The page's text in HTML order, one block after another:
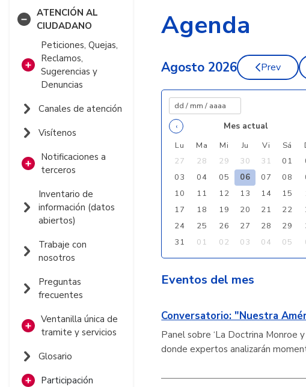
ATENCIÓN AL
CIUDADANO
Peticiones, Quejas,
Reclamos,
Sugerencias y
Denuncias
Contacto PQRSD
Seguimiento
Informes PQRSD
Reporte fallas en
la Señal
Canales de atención
Visítenos
Notificaciones a
terceros
Notificaciones por
aviso
Notificaciones
Judiciales
Inventario de
información (datos
abiertos)
Trabaje con
nosotros
Preguntas
frecuentes
Ventanilla única de
tramite y servicios
Listado de
servicios
Glosario
Participación
Agenda
Agosto 2026 Prev
‹ Mes actual
Lu Ma Mi Ju Vi Sá
27
28 29 30 31 01
03
04 05 06 07 08
10
11 12 13 14 15
17
18 19 20 21 22
24
25 26 27 28 29
31
01 02 03 04 05
Eventos del mes
Conversatorio: "Nuestra
Panel sobre ‘La Doctrina Monroe
donde expertos analizarán